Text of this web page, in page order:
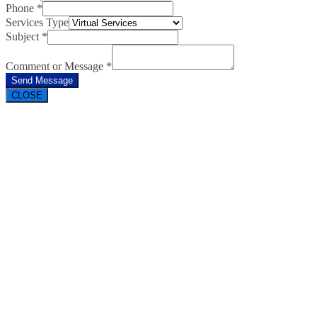
Phone *
Services Type
Subject *
Comment or Message *
Send Message
CLOSE